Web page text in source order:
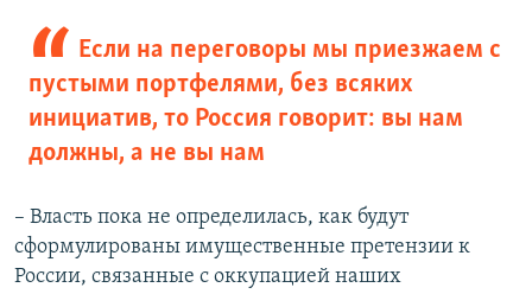
Если на переговоры мы приезжаем с
пустыми портфелями, без всяких
инициатив, то Россия говорит: вы нам
должны, а не вы нам
– Власть пока не определилась, как будут
сформулированы имущественные претензии к
России, связанные с оккупацией наших